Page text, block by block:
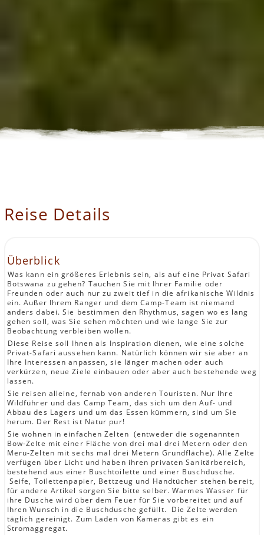
Reise Details
Überblick
Was kann ein größeres Erlebnis sein, als auf eine Privat Safari
Botswana zu gehen? Tauchen Sie mit Ihrer Familie oder
Freunden oder auch nur zu zweit tief in die afrikanische Wildnis
ein. Außer Ihrem Ranger und dem Camp-Team ist niemand
anders dabei. Sie bestimmen den Rhythmus, sagen wo es lang
gehen soll, was Sie sehen möchten und wie lange Sie zur
Beobachtung verbleiben wollen.
Diese Reise soll Ihnen als Inspiration dienen, wie eine solche
Privat-Safari aussehen kann. Natürlich können wir sie aber an
Ihre Interessen anpassen, sie länger machen oder auch
verkürzen, neue Ziele einbauen oder aber auch bestehende weg
lassen.
Sie reisen alleine, fernab von anderen Touristen. Nur Ihre
Wildführer und das Camp Team, das sich um den Auf- und
Abbau des Lagers und um das Essen kümmern, sind um Sie
herum. Der Rest ist Natur pur!
Sie wohnen in einfachen Zelten (entweder die sogenannten
Bow-Zelte mit einer Fläche von drei mal drei Metern oder den
Meru-Zelten mit sechs mal drei Metern Grundfläche). Alle Zelte
verfügen über Licht und haben ihren privaten Sanitärbereich,
bestehend aus einer Buschtoilette und einer Buschdusche.
Seife, Toilettenpapier, Bettzeug und Handtücher stehen bereit,
für andere Artikel sorgen Sie bitte selber. Warmes Wasser für
ihre Dusche wird über dem Feuer für Sie vorbereitet und auf
Ihren Wunsch in die Buschdusche gefüllt. Die Zelte werden
täglich gereinigt. Zum Laden von Kameras gibt es ein
Stromaggregat.